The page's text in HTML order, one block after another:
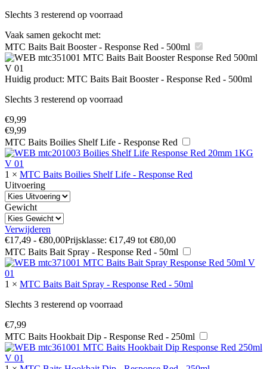
Slechts 3 resterend op voorraad
Vaak samen gekocht met:
MTC Baits Bait Booster - Response Red - 500ml
Huidig product: MTC Baits Bait Booster - Response Red - 500ml
Slechts 3 resterend op voorraad
€9,99
€9,99
MTC Baits Boilies Shelf Life - Response Red
1 × MTC Baits Boilies Shelf Life - Response Red
Uitvoering
Gewicht
Verwijderen
€17,49 - €80,00Prijsklasse: €17,49 tot €80,00
MTC Baits Bait Spray - Response Red - 50ml
1 × MTC Baits Bait Spray - Response Red - 50ml
Slechts 3 resterend op voorraad
€7,99
MTC Baits Hookbait Dip - Response Red - 250ml